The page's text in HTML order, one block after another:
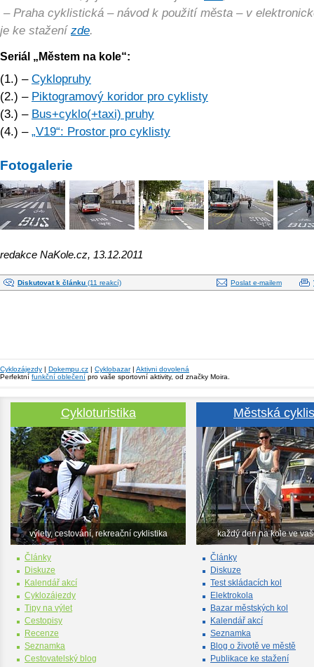
– Praha cyklistická – návod k použití města – v
je ke stažení zde.
Seriál „Městem na kole“:
(1.) – Cyklopruhy
(2.) – Piktogramový koridor pro cyklisty
(3.) – Bus+cyklo(+taxi) pruhy
(4.) – „V19“: Prostor pro cyklisty
Fotogalerie
redakce NaKole.cz, 13.12.2011
Diskutovat k článku (11 reakcí) Poslat e-mailem
Cyklozájezdy | Dokempu.cz | Cyklobazar| Aktivni dovolená
Perfektní funkční oblečení pro vaše sportovní aktivity, od značky Moira.
Cykloturistika
výlety, cestování, rekreační cyklistika
Články
Diskuze
Kalendář akcí
Cyklozájezdy
Tipy na výlet
Cestopisy
Recenze
Seznamka
Cestovatelský blog
Městská
každý den na kole ve
Články
Diskuze
Test skládacích kol
Elektrokola
Bazar městských kol
Kalendář akcí
Seznamka
Blog o životě ve městě
Publikace ke stažení